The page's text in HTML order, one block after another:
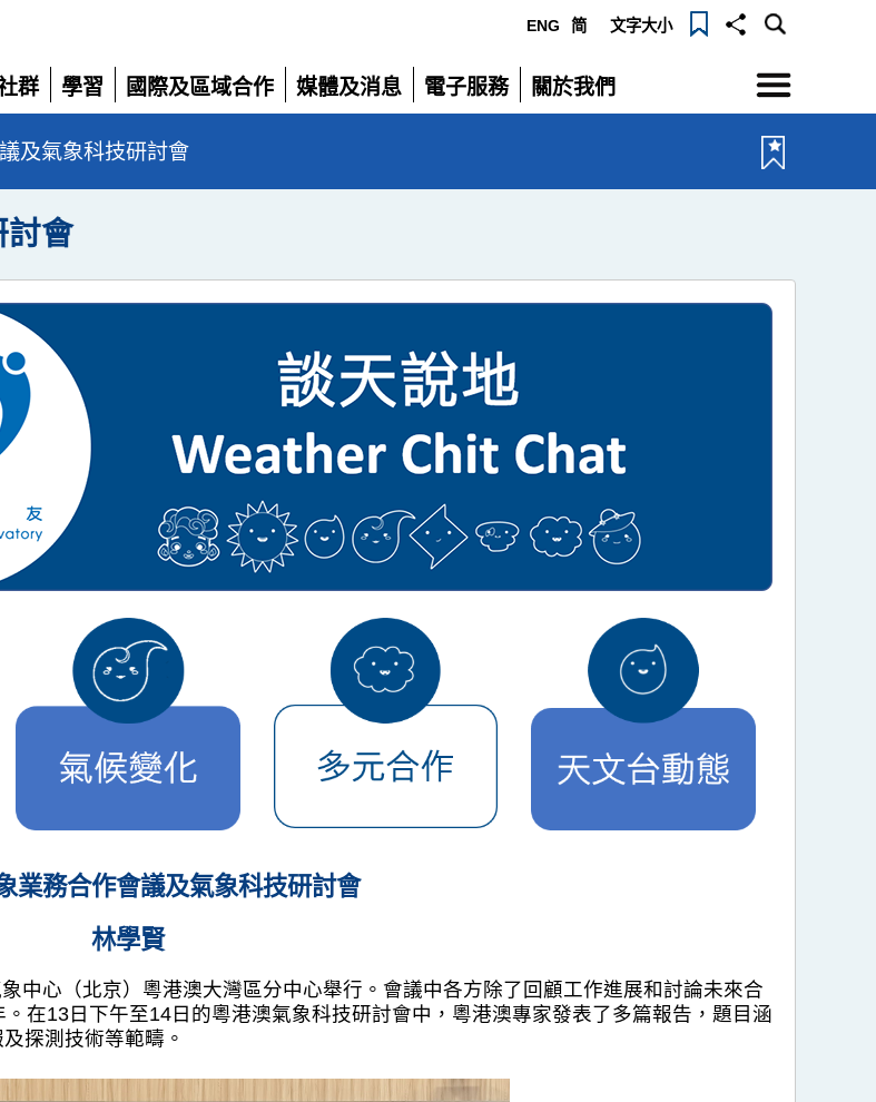
ENG 简 文字大小
群
學習
展
開
國際及區域合作
展
開
媒體及消息
展
電子服務
展
關於我們
展
選
單
及氣象科技研討會
討會
業務合作會議及氣象科技研討會
林學賢
中心（北京）粵港澳大灣區分中心舉行。會議中各方除了回顧工作進展和討論未來合
在13日下午至14日的粵港澳氣象科技研討會中，粵港澳專家發表了多篇報告，題目涵
探測技術等範疇。